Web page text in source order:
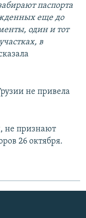
паспорта
еще до
один и тот
в
не привела
не признают
26 октября.